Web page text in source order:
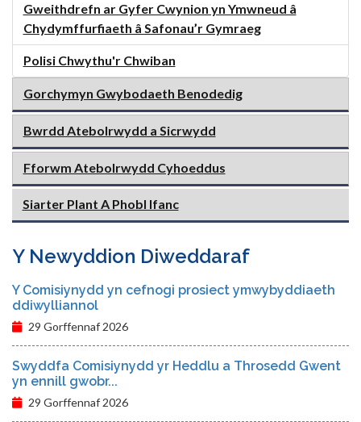
Gweithdrefn ar Gyfer Cwynion yn Ymwneud â
Chydymffurfiaeth â Safonau’r Gymraeg
Polisi Chwythu'r Chwiban
Gorchymyn Gwybodaeth Benodedig
Bwrdd Atebolrwydd a Sicrwydd
Fforwm Atebolrwydd Cyhoeddus
Siarter Plant A Phobl Ifanc
Y Newyddion Diweddaraf
Y Comisiynydd yn cefnogi prosiect ymwybyddiaeth
ddiwylliannol
29 Gorffennaf 2026
Swyddfa Comisiynydd yr Heddlu a Throsedd Gwent
yn ennill gwobr...
29 Gorffennaf 2026